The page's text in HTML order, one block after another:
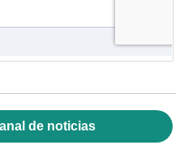
de noticias